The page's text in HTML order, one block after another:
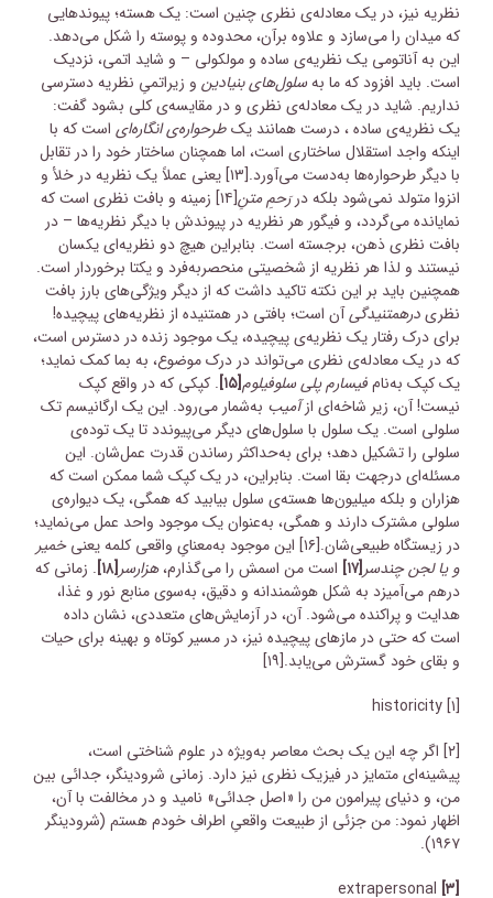
نظریه نیز، در یک معادله‌ی نظری چنین است: یک هسته؛ پیوندهایی
که میدان را می‌سازد و علاوه برآن، محدوده و پوسته را شکل می‌دهد.
این به آناتومی یک نظریه‌ی ساده و مولکولی – و شاید اتمی، نزدیک
است. باید افزود که ما بهسلول‌های بنیادین و زیراتمیِ نظریه دسترسی
نداریم. شاید در یک معادله‌ی نظری و در مقایسه‌ی کلی بشود گفت:
یک نظریه‌ی ساده ، درست همانند یکطرحواره‌ی انگاره‌ای است که با
اینکه واجد استقلال ساختاری است، اما همچنان ساختار خود را در تقابل
با دیگر طرحواره‌ها به‌دست می‌آورد.[۱۳]
یعنی عملاً یک نظریه در خلأ و
انزوا متولد نمی‌شود بلکه دررَحمِمتنِ[۱۴]
زمینه و بافت نظری است که
نمایانده می‌گردد، و فیگور هر نظریه در پیوندش با دیگر نظریه‌ها – در
بافت نظری ذهن، برجسته است. بنابراین هیچ دو نظریه‌ای یکسان
نیستند و لذا هر نظریه از شخصیتی منحصربه‌فرد و یکتا برخوردار است.
همچنین باید بر این نکته تاکید داشت که از دیگر ویژگی‌های بارز بافت
نظریدرهمتنیدگیآن است؛ بافتی در همتنیده از نظریه‌های پیچیده!
برای درک رفتار یک نظریه‌ی پیچیده، یک موجود زنده در دسترس است،
که در یک معادله‌ی نظری می‌تواند در درک موضوع، به بما کمک نماید؛
یک کپک به‌نامفیسارم پلی سلوفیلوم[۱۵]
. کپکی که در واقع کپک
نیست! آن، زیر شاخه‌ای ازآمیب به‌شمار می‌رود. این یک ارگانیسم تک
سلولی است. یک سلول با سلول‌های دیگر می‌پیوندد تا یک توده‌ی
سلولی را تشکیل دهد؛ برای به‌حداکثر رساندن قدرت عمل‌شان. این
مسئله‌ای درجهت بقا است. بنابراین، در یک کپک شما ممکن است که
هزاران و بلکه میلیون‌ها هسته‌ی سلول بیابید که همگی، یک دیواره‌ی
سلولی مشترک دارند و همگی، به‌عنوان یک موجود واحد عمل می‌نماید؛
در زیستگاه طبیعی‌شان.[۱۶] این موجود به‌معنایِ واقعی کلمه یعنیخمیر
و یا لجن چندسر[۱۷] است من اسمش را می‌گذارم،هزارسر[۱۸]
. زمانی که
درهم می‌آمیزد به شکل هوشمندانه و دقیق، به‌سوی منابع نور و غذا،
هدایت و پراکنده می‌شود. آن، در آزمایش‌های متعددی، نشان داده
است که حتی در مازهای پیچیده نیز، در مسیر کوتاه و بهینه برای حیات
و بقای خود گسترش می‌یابد.[۱۹]
[۱]
[۲]
اگر چه این یک بحث معاصر به‌ویژه در علوم شناختی است،
پیشینه‌ای متمایز در فیزیک نظری نیز دارد. زمانی شرودینگر، جدائی بین
من، و دنیای پیرامون من را «اصل جدائی» نامید و در مخالفت با آن،
اظهار نمود: من جزئی از طبیعت واقعیِ اطراف خودم هستم (شرودینگر
۱۹۶۷).
[۳]